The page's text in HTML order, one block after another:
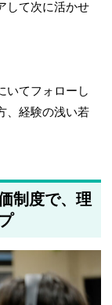
して次に活かせ
いてフォローし
、経験の浅い若
制度で、理